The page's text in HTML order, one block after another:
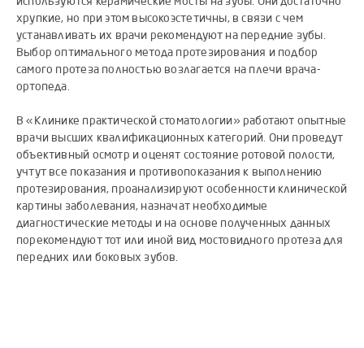
хрупкие, но при этом высокоэстетичны, в связи с чем
устанавливать их врачи рекомендуют на передние зубы.
Выбор оптимального метода протезирования и подбор
самого протеза полностью возлагается на плечи врача-
ортопеда.
В «Клинике практической стоматологии» работают опытные
врачи высших квалификационных категорий. Они проведут
объективный осмотр и оценят состояние ротовой полости,
учтут все показания и противопоказания к выполнению
протезирования, проанализируют особенности клинической
картины заболевания, назначат необходимые
диагностические методы и на основе полученных данных
порекомендуют тот или иной вид мостовидного протеза для
передних или боковых зубов.